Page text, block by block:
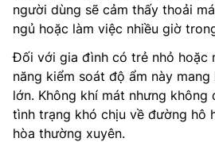
người dùng sẽ cảm thấy thoải
ngủ hoặc làm việc nhiều giờ
Đối với gia đình có trẻ nhỏ hoặc
năng kiểm soát độ ẩm này
lớn. Không khí mát nhưng không
tình trạng khó chịu về đường hô
hòa thường xuyên.